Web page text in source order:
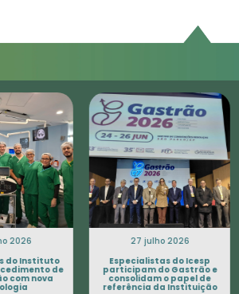
2026
do Instituto
de
com nova
27 julho 2026
Especialistas do Icesp
participam do Gastrão e
consolidam o papel de
referência da Instituição